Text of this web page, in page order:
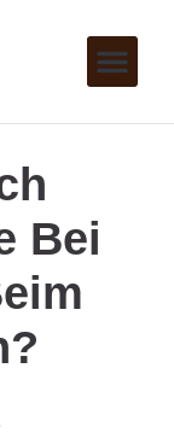
Bei